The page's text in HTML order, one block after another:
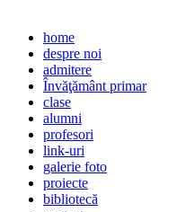
home
despre noi
admitere
Învăţământ primar
clase
alumni
profesori
link-uri
galerie foto
proiecte
bibliotecă